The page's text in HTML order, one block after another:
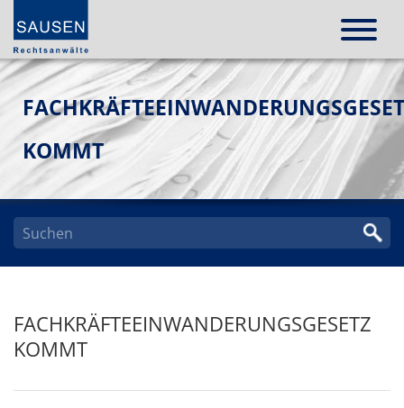
KOMMT
FACHKRÄFTEEINWANDERUNGSGESETZ
KOMMT